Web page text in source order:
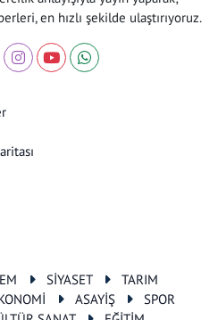
en hızlı şekilde ulaştırıyoruz.
SİYASET
TARIM
ASAYİŞ
SPOR